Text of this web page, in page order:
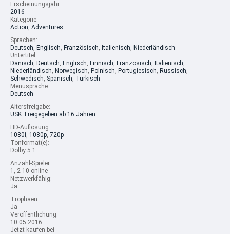
Erscheinungsjahr:
2016
Kategorie:
Action, Adventures
Sprachen:
Deutsch, Englisch, Französisch, Italienisch, Niederländisch
Untertitel:
Dänisch, Deutsch, Englisch, Finnisch, Französisch, Italienisch,
Niederländisch, Norwegisch, Polnisch, Portugiesisch, Russisch,
Schwedisch, Spanisch, Türkisch
Menüsprache:
Deutsch
Altersfreigabe:
USK: Freigegeben ab 16 Jahren
HD-Auflösung:
1080i, 1080p, 720p
Tonformat(e):
Dolby 5.1
Anzahl-Spieler:
1, 2-10 online
Netzwerkfähig:
Ja
Trophäen:
Ja
Veröffentlichung:
10.05.2016
Jetzt kaufen bei